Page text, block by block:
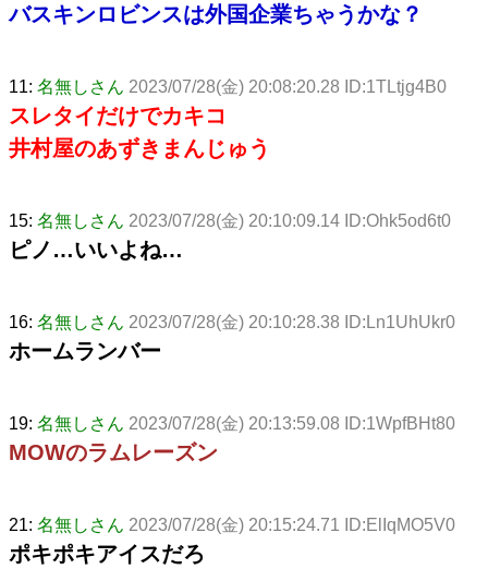
バスキンロビンスは外国企業ちゃうかな？
11: 名無しさん 2023/07/28(金) 20:08:20.28 ID:1TLtjg4B0
スレタイだけでカキコ
井村屋のあずきまんじゅう
15: 名無しさん 2023/07/28(金) 20:10:09.14 ID:Ohk5od6t0
ピノ…いいよね…
16: 名無しさん 2023/07/28(金) 20:10:28.38 ID:Ln1UhUkr0
ホームランバー
19: 名無しさん 2023/07/28(金) 20:13:59.08 ID:1WpfBHt80
MOWのラムレーズン
21: 名無しさん 2023/07/28(金) 20:15:24.71 ID:ElIqMO5V0
ポキポキアイスだろ